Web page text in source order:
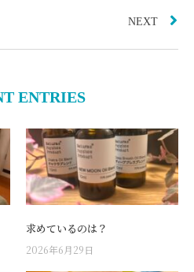
NEXT
ENTRIES
求めているのは？
2026年6月29日